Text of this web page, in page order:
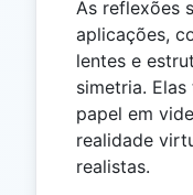
As reflexões
aplicações,
lentes e
simetria.
papel em
realidade
realistas.